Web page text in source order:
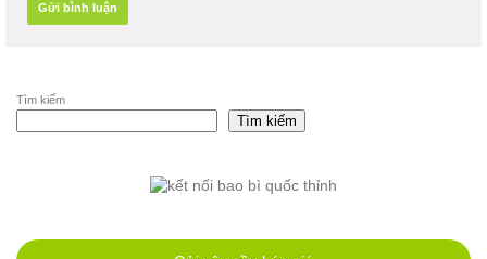
Tìm kiếm
Tìm kiếm